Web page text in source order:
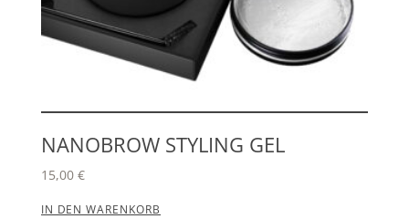
NANOBROW STYLING GEL
15,00 €
IN DEN WARENKORB